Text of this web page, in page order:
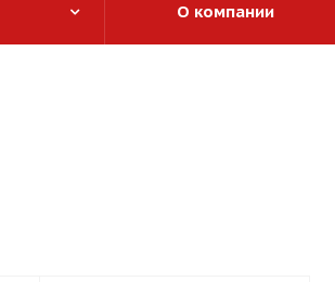
О компании